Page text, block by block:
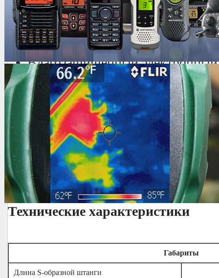
Основные особенности
Влагозащищенный
Визуализация объектов при
Автоматическая отстройка
4 программы с возможностью
последующего сохранения
Легкость
Эргономичная конструкция
Технология SFT
Технические характеристики
Габариты
Длина S-образной штанги